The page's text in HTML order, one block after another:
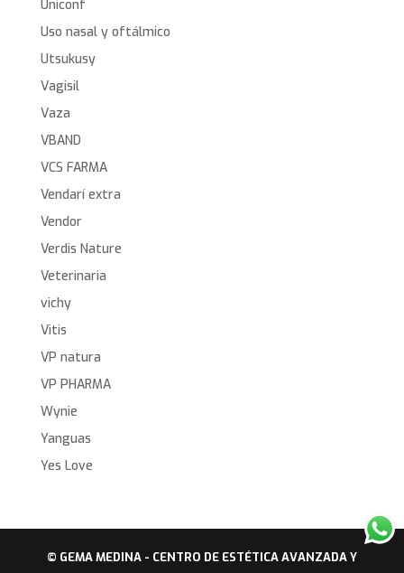
Uniconf
Uso nasal y oftálmico
Utsukusy
Vagisil
Vaza
VBAND
VCS FARMA
Vendarí extra
Vendor
Verdis Nature
Veterinaria
vichy
Vitis
VP natura
VP PHARMA
Wynie
Yanguas
Yes Love
© GEMA MEDINA - CENTRO DE ESTÉTICA AVANZADA Y